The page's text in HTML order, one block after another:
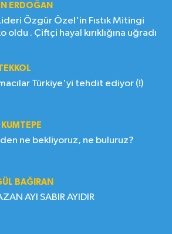
ERDOĞAN
Özgür Özel'in Fıstık Mitingi
oldu . Çiftçi hayal kırıklığına uğradı
Türkiye'yi tehdit ediyor (!)
KUMTEPE
ne bekliyoruz, ne buluruz?
BAĞIRAN
AYI SABIR AYIDIR